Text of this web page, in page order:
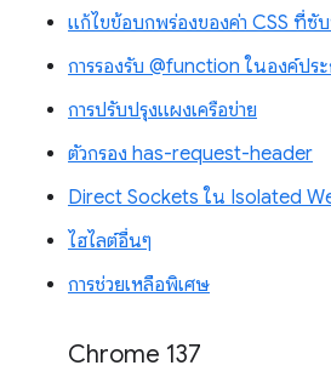
แก้ไขข้อบกพร่องของค่า CSS ที่ซั
การรองรับ @function ในองค์ปร
การปรับปรุงแผงเครือข่าย
ตัวกรอง has-request-header
Direct Sockets ใน Isolated
ไฮไลต์อื่นๆ
การช่วยเหลือพิเศษ
Chrome 137